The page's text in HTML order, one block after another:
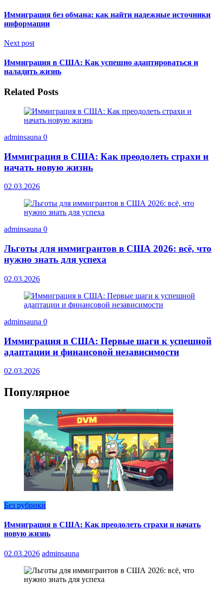
Иммиграция без обмана: как найти надежные источники
информации
Next post
Иммиграция в США: Как успешно адаптироваться и
наладить жизнь
Related Posts
adminsauna 0
Иммиграция в США: Как преодолеть страхи и
начать новую жизнь
02.03.2026
adminsauna 0
Льготы для иммигрантов в США 2026: всё, что
нужно знать для успеха
02.03.2026
adminsauna 0
Иммиграция в США: Первые шаги к успешной
адаптации и финансовой независимости
02.03.2026
Популярное
Без рубрики
Иммиграция в США: Как преодолеть страхи и начать
новую жизнь
02.03.2026 adminsauna